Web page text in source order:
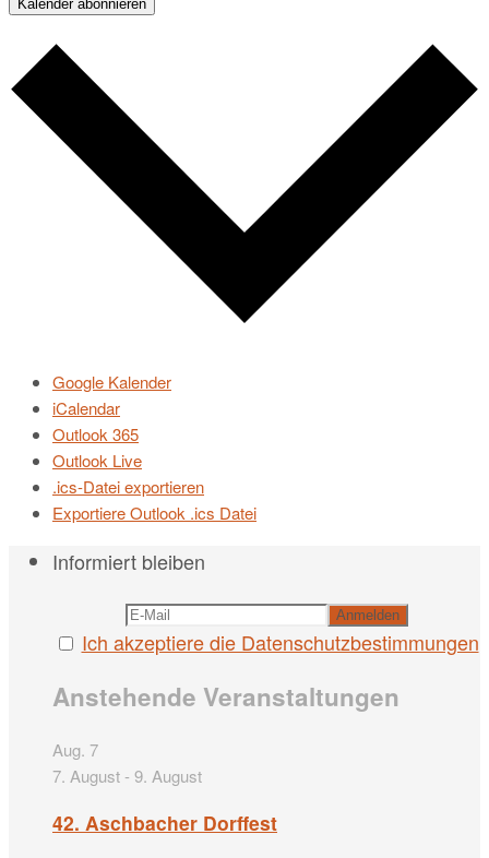
Kalender abonnieren
Google Kalender
iCalendar
Outlook 365
Outlook Live
.ics-Datei exportieren
Exportiere Outlook .ics Datei
Informiert bleiben
Ich akzeptiere die Datenschutzbestimmungen
Anstehende Veranstaltungen
Aug. 7
7. August - 9. August
42. Aschbacher Dorffest